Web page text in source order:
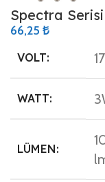
Spectra Serisi
66,25 ₺
VOLT:
WATT:
LÜMEN: